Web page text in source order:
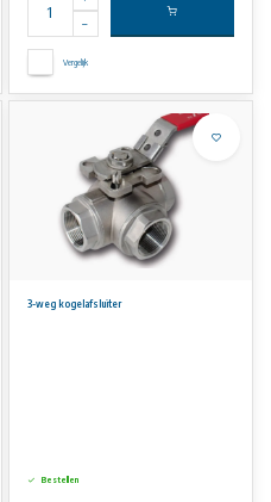
Vergelijk
3-weg kogelafsluiter
Bestellen